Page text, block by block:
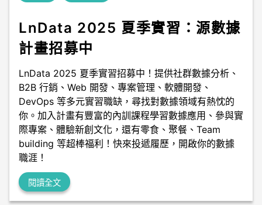
LnData 2025 夏季實習：源數據
計畫招募中
LnData 2025 夏季實習招募中！提供社群數據分析、
B2B 行銷、Web 開發、專案管理、軟體開發、
DevOps 等多元實習職缺，尋找對數據領域有熱忱的
你。加入計畫有豐富的內訓課程學習數據應用、參與實
際專案、體驗新創文化，還有零食、聚餐、Team
building 等超棒福利！快來投遞履歷，開啟你的數據
職涯！
閱讀全文